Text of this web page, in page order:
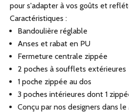
pour s'adapter à vos goûts et
Caractéristiques :
Bandoulière réglable
Anses et rabat en PU
Fermeture centrale zippée
2 poches à soufflets extérieures
1 poche zippée au dos
3 poches intérieures dont 1
Conçu par nos designers dans le